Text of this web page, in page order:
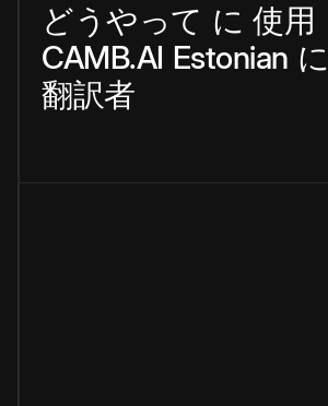
どうやって に 使用
CAMB.AI Estonian に
翻訳者